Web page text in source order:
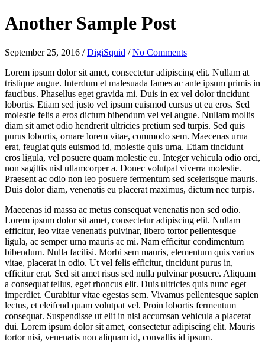
Another Sample Post
September 25, 2016 /DigiSquid /No Comments
Lorem ipsum dolor sit amet, consectetur adipiscing elit. Nullam at
tristique augue. Interdum et malesuada fames ac ante ipsum primis in
faucibus. Phasellus eget gravida mi. Duis in ex vel dolor tincidunt
lobortis. Etiam sed justo vel ipsum euismod cursus ut eu eros. Sed
molestie felis a eros dictum bibendum vel vel augue. Nullam mollis
diam sit amet odio hendrerit ultricies pretium sed turpis. Sed quis
purus lobortis, ornare lorem vitae, commodo sem. Maecenas urna
erat, feugiat quis euismod id, molestie quis urna. Etiam tincidunt
eros ligula, vel posuere quam molestie eu. Integer vehicula odio orci,
non sagittis nisl ullamcorper a. Donec volutpat viverra molestie.
Praesent ac odio non leo posuere fermentum sed scelerisque mauris.
Duis dolor diam, venenatis eu placerat maximus, dictum nec turpis.
Maecenas id massa ac metus consequat venenatis non sed odio.
Lorem ipsum dolor sit amet, consectetur adipiscing elit. Nullam
efficitur, leo vitae venenatis pulvinar, libero tortor pellentesque
ligula, ac semper urna mauris ac mi. Nam efficitur condimentum
bibendum. Nulla facilisi. Morbi sem mauris, elementum quis varius
vitae, placerat in odio. Ut vel felis efficitur, tincidunt purus in,
efficitur erat. Sed sit amet risus sed nulla pulvinar posuere. Aliquam
a consequat tellus, eget rhoncus elit. Duis ultricies quis nunc eget
imperdiet. Curabitur vitae egestas sem. Vivamus pellentesque sapien
lectus, et eleifend quam volutpat vel. Proin lobortis fermentum
consequat. Suspendisse ut elit in nisi accumsan vehicula a placerat
dui. Lorem ipsum dolor sit amet, consectetur adipiscing elit. Mauris
tortor nisi, venenatis non aliquam id, convallis id ipsum.